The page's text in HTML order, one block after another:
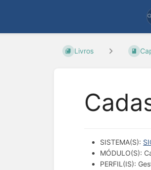
Livros
SISTEMA(S):
MÓDULO(S):
PERFIL(IS):